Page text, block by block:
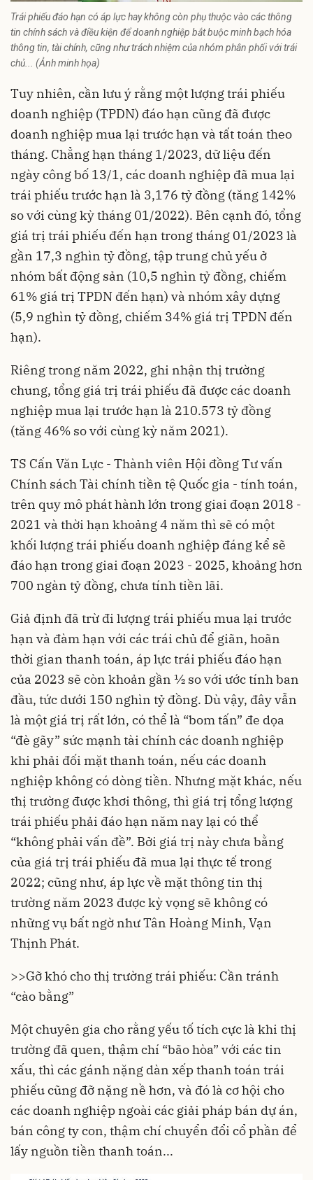
Trái phiếu đáo hạn có áp lực hay không còn phụ thuộc vào các thông
tin chính sách và điều kiện để doanh nghiệp bắt buộc minh bạch hóa
thông tin, tài chính, cũng như trách nhiệm của nhóm phân phối với trái
chủ... (Ảnh minh họa)
Tuy nhiên, cần lưu ý rằng một lượng trái phiếu
doanh nghiệp (TPDN) đáo hạn cũng đã được
doanh nghiệp mua lại trước hạn và tất toán theo
tháng. Chẳng hạn tháng 1/2023, dữ liệu đến
ngày công bố 13/1, các doanh nghiệp đã mua lại
trái phiếu trước hạn là 3,176 tỷ đồng (tăng 142%
so với cùng kỳ tháng 01/2022). Bên cạnh đó, tổng
giá trị trái phiếu đến hạn trong tháng 01/2023 là
gần 17,3 nghìn tỷ đồng, tập trung chủ yếu ở
nhóm bất động sản (10,5 nghìn tỷ đồng, chiếm
61% giá trị TPDN đến hạn) và nhóm xây dựng
(5,9 nghìn tỷ đồng, chiếm 34% giá trị TPDN đến
hạn).
Riêng trong năm 2022, ghi nhận thị trường
chung, tổng giá trị trái phiếu đã được các doanh
nghiệp mua lại trước hạn là 210.573 tỷ đồng
(tăng 46% so với cùng kỳ năm 2021).
TS Cấn Văn Lực - Thành viên Hội đồng Tư vấn
Chính sách Tài chính tiền tệ Quốc gia - tính toán,
trên quy mô phát hành lớn trong giai đoạn 2018 -
2021 và thời hạn khoảng 4 năm thì sẽ có một
khối lượng trái phiếu doanh nghiệp đáng kể sẽ
đáo hạn trong giai đoạn 2023 - 2025, khoảng hơn
700 ngàn tỷ đồng, chưa tính tiền lãi.
Giả định đã trừ đi lượng trái phiếu mua lại trước
hạn và đàm hạn với các trái chủ để giãn, hoãn
thời gian thanh toán, áp lực trái phiếu đáo hạn
của 2023 sẽ còn khoản gần ½ so với ước tính ban
đầu, tức dưới 150 nghìn tỷ đồng. Dù vậy, đây vẫn
là một giá trị rất lớn, có thể là “bom tấn” đe dọa
“đè gãy” sức mạnh tài chính các doanh nghiệp
khi phải đối mặt thanh toán, nếu các doanh
nghiệp không có dòng tiền. Nhưng mặt khác, nếu
thị trường được khơi thông, thì giá trị tổng lượng
trái phiếu phải đáo hạn năm nay lại có thể
“không phải vấn đề”. Bởi giá trị này chưa bằng
của giá trị trái phiếu đã mua lại thực tế trong
2022; cũng như, áp lực về mặt thông tin thị
trường năm 2023 được kỳ vọng sẽ không có
những vụ bất ngờ như Tân Hoàng Minh, Vạn
Thịnh Phát.
>>Gỡ khó cho thị trường trái phiếu: Cần tránh
“cào bằng”
Một chuyên gia cho rằng yếu tố tích cực là khi thị
trường đã quen, thậm chí “bão hòa” với các tin
xấu, thì các gánh nặng dàn xếp thanh toán trái
phiếu cũng đỡ nặng nề hơn, và đó là cơ hội cho
các doanh nghiệp ngoài các giải pháp bán dự án,
bán công ty con, thậm chí chuyển đổi cổ phần để
lấy nguồn tiền thanh toán...